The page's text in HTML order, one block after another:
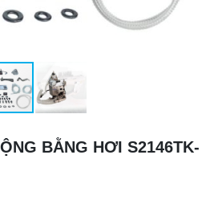
BẰNG HƠI S2146TK-